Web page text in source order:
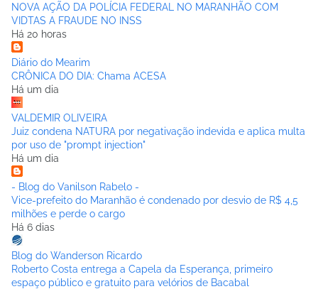
NOVA AÇÃO DA POLÍCIA FEDERAL NO MARANHÃO COM
VIDTAS A FRAUDE NO INSS
Há 20 horas
Diário do Mearim
CRÔNICA DO DIA: Chama ACESA
Há um dia
VALDEMIR OLIVEIRA
Juiz condena NATURA por negativação indevida e aplica multa
por uso de "prompt injection"
Há um dia
- Blog do Vanilson Rabelo -
Vice-prefeito do Maranhão é condenado por desvio de R$ 4,5
milhões e perde o cargo
Há 6 dias
Blog do Wanderson Ricardo
Roberto Costa entrega a Capela da Esperança, primeiro
espaço público e gratuito para velórios de Bacabal